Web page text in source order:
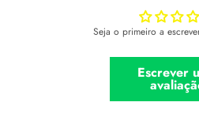
Seja o primeiro a
Escrever